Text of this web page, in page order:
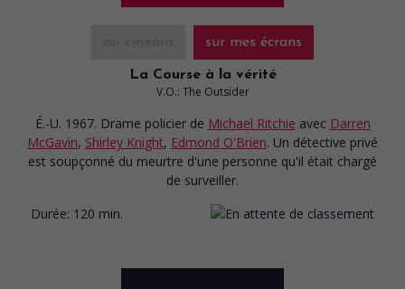
sur mes écrans
La Course à la vérité
V.O.: The Outsider
É.-U. 1967. Drame policier de Michael Ritchie avec Darren
McGavin, Shirley Knight, Edmond O'Brien. Un détective privé
est soupçonné du meurtre d'une personne qu'il était chargé
de surveiller.
Durée: 120 min.